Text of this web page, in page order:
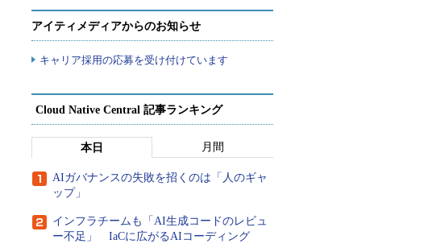
アイティメディアからのお知らせ
キャリア採用の応募を受け付けています
Cloud Native Central 記事ランキング
本日 月間
AIガバナンスの失敗を招くのは「人のギャ
ップ」
インフラチームも「AI生成コードのレビュ
ー不足」 IaCに広がるAIコーディング